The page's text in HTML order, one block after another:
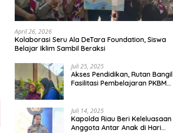
April 26, 2026
Kolaborasi Seru Ala DeTara Foundation, Siswa
Belajar Iklim Sambil Beraksi
Juli 25, 2025
Akses Pendidikan, Rutan Bangil
Fasilitasi Pembelajaran PKBM
Juli 14, 2025
Kapolda Riau Beri Keleluasaan
Anggota Antar Anak di Hari